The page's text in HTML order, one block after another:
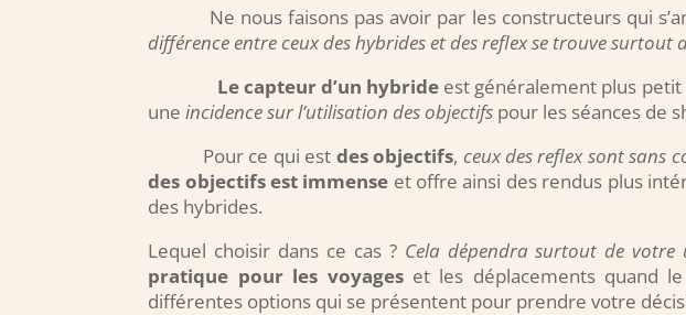
Ne nous faisons pas avoir par les constructeurs qui
différence entre ceux des hybrides et des reflex se trouve surtout
Le capteur d’un hybride est généralement plus petit
uneincidence sur l’utilisation des objectifs pour les séances de
Pour ce qui est des objectifs, ceux des reflex sont sans
des objectifs est immense et offre ainsi des rendus plus
des hybrides.
Lequel choisir dans ce cas ? Cela dépendra surtout de votre
pratique pour les voyageset les déplacements quand le
différentes options qui se présentent pour prendre votre